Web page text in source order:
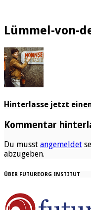
Lümmel-von-
Hinterlasse jetzt
Kommentar
Du musst angemeldet
abzugeben.
ÜBER FUTUREORG INSTITUT